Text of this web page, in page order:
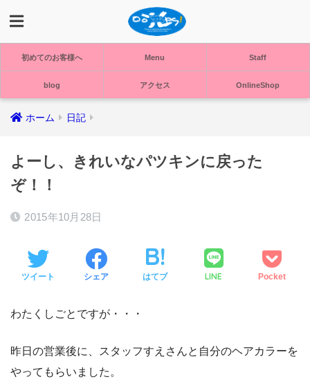
初めてのお客様へ Menu Staff
blog アクセス OnlineShop
ホーム 日記
よーし、きれいなパツキンに戻った
ぞ！！
2015年10月28日
ツイート シェア はてブ LINE Pocket
わたくしごとですが・・・
昨日の営業後に、スタッフすえさんと自分のヘアカラーを
やってもらいました。